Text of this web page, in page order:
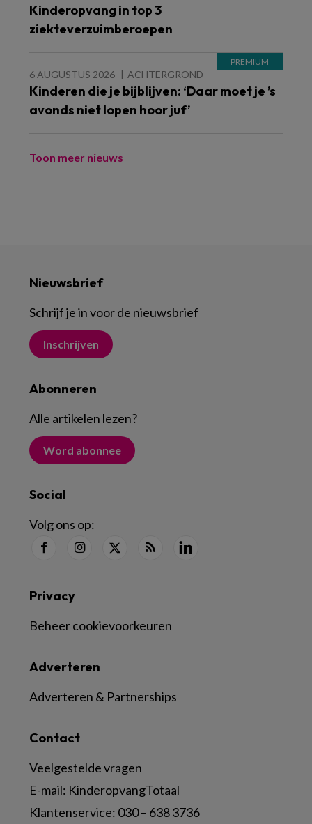
Kinderopvang in top 3
ziekteverzuimberoepen
6 AUGUSTUS 2026 ACHTERGROND
Kinderen die je bijblijven: ‘Daar moet je ’s
avonds niet lopen hoor juf’
Toon meer nieuws
Nieuwsbrief
Schrijf je in voor de nieuwsbrief
Inschrijven
Abonneren
Alle artikelen lezen?
Word abonnee
Social
Volg ons op:
Contact
Veelgestelde vragen
E-mail: KinderopvangTotaal
Klantenservice: 030 – 638 3736
Adverteren
Adverteren & Partnerships
Privacy
Beheer cookievoorkeuren